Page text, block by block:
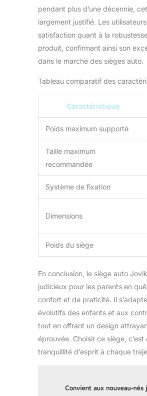
pour
pendant plus d’une décennie,
largement justifié. Les
satisfaction quant à la
produit, confirmant ainsi son
dans le marché des sièges auto.
Tableau comparatif des
Caractéristique
Poids maximum supporté
Taille maximum
recommandée
Système de fixation
Dimensions
Poids du siège
En conclusion, le siège auto
judicieux pour les parents en
confort et de praticité. Il
évolutifs des enfants et aux
tout en offrant un design
éprouvée. Choisir ce siège,
tranquillité d’esprit à chaque